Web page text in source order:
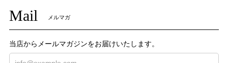
Mail メルマガ
当店からメールマガジンをお届けいたします。